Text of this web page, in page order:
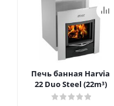
Печь банная Harvia
22 Duo Steel (22m³)